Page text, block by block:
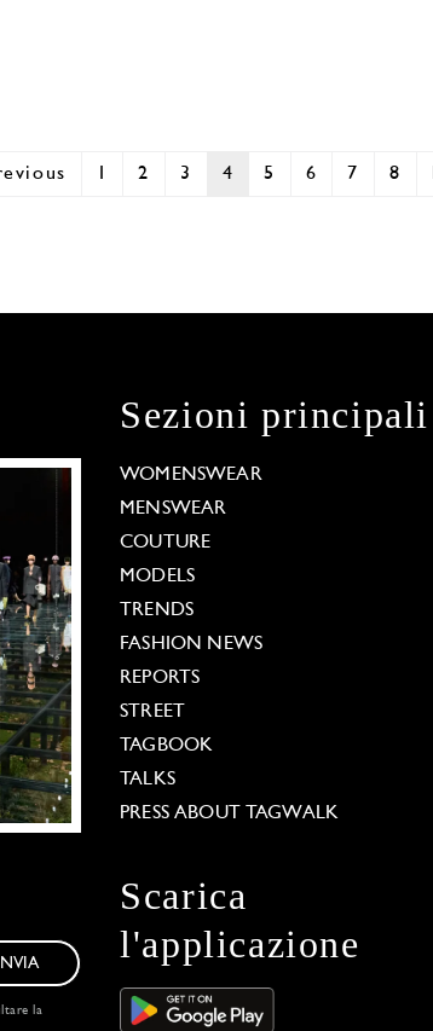
2 3 4 5 6 7 8
Sezioni principali
WOMENSWEAR
MENSWEAR
COUTURE
MODELS
TRENDS
FASHION NEWS
REPORTS
STREET
TAGBOOK
TALKS
PRESS ABOUT TAGWALK
INVIA
la
Scarica
l'applicazione